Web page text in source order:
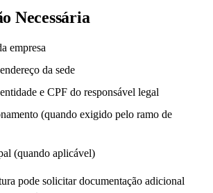
Necessária
empresa
da sede
e CPF do responsável legal
(quando exigido pelo ramo de
(quando aplicável)
pode solicitar documentação adicional